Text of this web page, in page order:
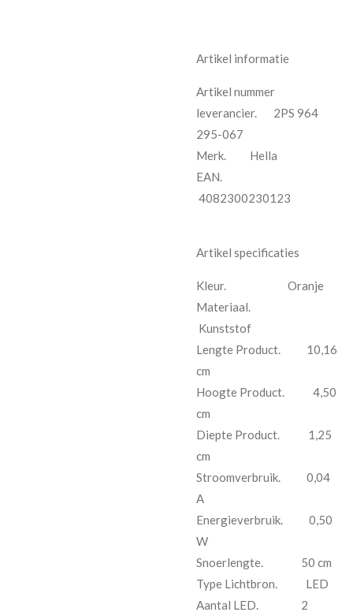
Artikel informatie
Artikel nummer
leverancier. 2PS 964
295-067
Merk. Hella
EAN.
4082300230123
Artikel specificaties
Kleur. Oranje
Materiaal.
Kunststof
Lengte Product. 10,16
cm
Hoogte Product. 4,50
cm
Diepte Product. 1,25
cm
Stroomverbruik. 0,04
A
Energieverbruik. 0,50
W
Snoerlengte. 50 cm
Type Lichtbron. LED
Aantal LED. 2